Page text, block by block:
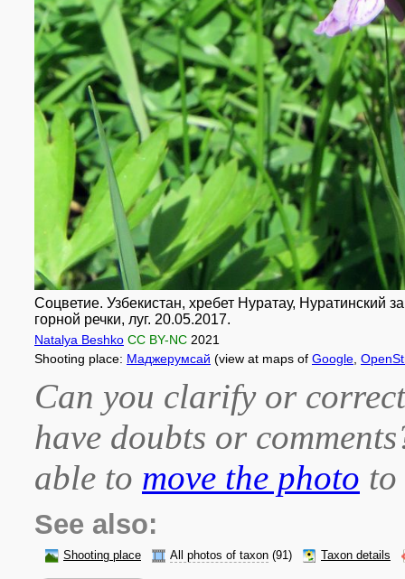
Соцветие. Узбекистан, хребет Нуратау,
горной речки, луг. 20.05.2017.
Natalya Beshko CC BY-NC 2021
Shooting place: Маджерумсай (view at maps of Google
Can you clarify or
have doubts or
able to move the photo
See also:
Shooting place All photos of taxon (91) Taxon details